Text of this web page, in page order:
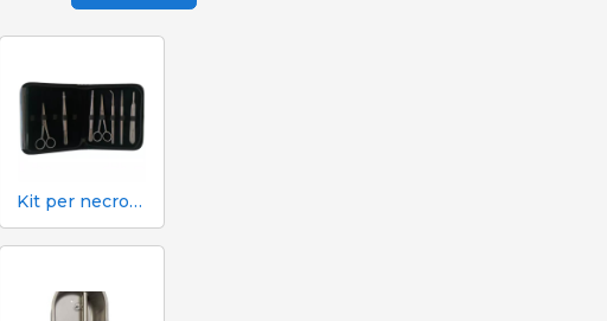
Kit per necroscopia e dissezione 333 - 7 strumenti